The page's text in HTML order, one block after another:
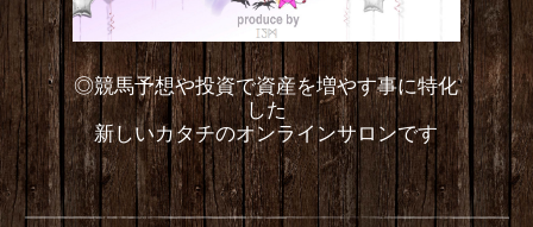
◎競馬予想や投資で資産を増やす事に特化
した
新しいカタチのオンラインサロンです